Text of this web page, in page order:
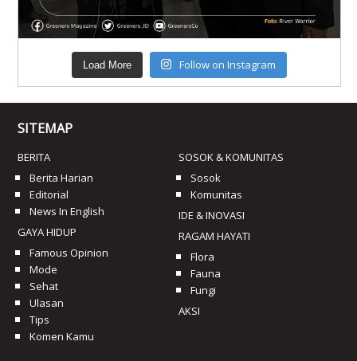
Load More Follow on Instagram
SITEMAP
BERITA
Berita Harian
Editorial
News In English
GAYA HIDUP
Famous Opinion
Mode
Sehat
Ulasan
Tips
Komen Kamu
SOSOK & KOMUNITAS
Sosok
Komunitas
IDE & INOVASI
RAGAM HAYATI
Flora
Fauna
Fungi
AKSI